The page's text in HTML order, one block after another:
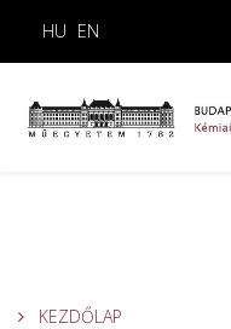
HU EN
KEZDŐLAP